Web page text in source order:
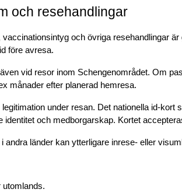
och resehandlingar
och övriga resehandlingar
före avresa.
vid resor inom Schengenområdet. Om
månader efter planerad hemresa.
under resan. Det nationella id-
och medborgarskap. Kortet
andra länder kan ytterligare inrese- eller
utomlands.